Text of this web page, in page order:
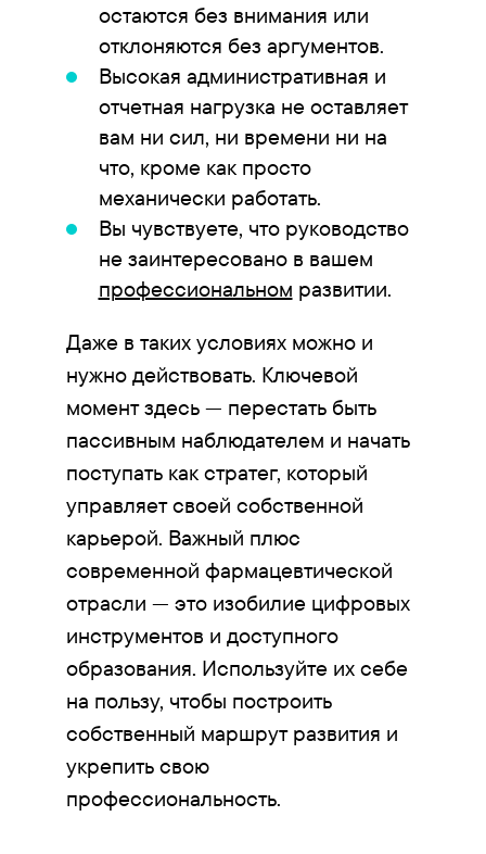
остаются без внимания или
отклоняются без аргументов.
Высокая административная и
отчетная нагрузка не оставляет
вам ни сил, ни времени ни на
что, кроме как просто
механически работать.
Вы чувствуете, что руководство
не заинтересовано в вашем
профессиональном развитии.
Даже в таких условиях можно и
нужно действовать. Ключевой
момент здесь — перестать быть
пассивным наблюдателем и начать
поступать как стратег, который
управляет своей собственной
карьерой. Важный плюс
современной фармацевтической
отрасли — это изобилие цифровых
инструментов и доступного
образования. Используйте их себе
на пользу, чтобы построить
собственный маршрут развития и
укрепить свою
профессиональность.